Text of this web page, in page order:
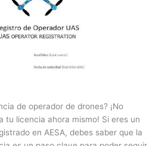
de operador de drones? ¡No
tu licencia ahora mismo! Si eres un
en AESA, debes saber que la